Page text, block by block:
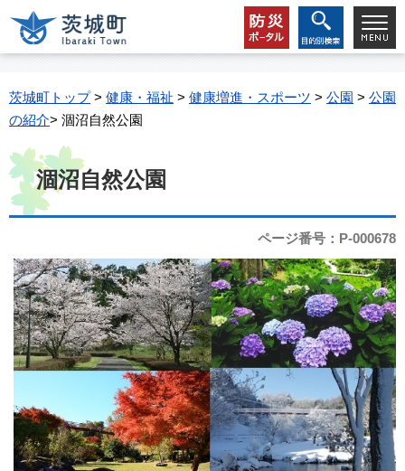
茨城町トップ> 健康・福祉 > 健康増進・スポーツ > 公園 > 公園
の紹介> 涸沼自然公園
涸沼自然公園
ページ番号：P-000678